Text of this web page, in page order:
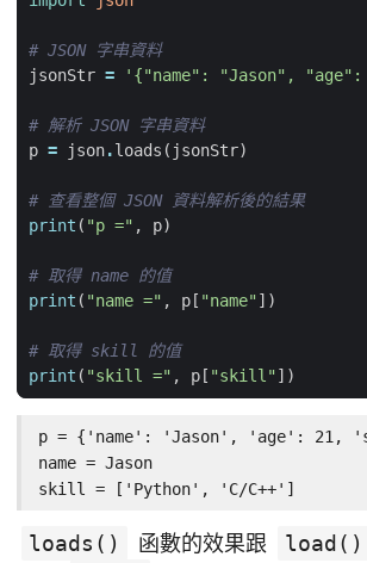
# JSON 字串資料
jsonStr = '{"name": "Jason",
# 解析 JSON 字串資料
p = json.loads ( jsonStr)
# 查看整個 JSON 資料解析後的結果
print ( "p =" , p)
# 取得 name 的值
print ( "name =" , p [ "name"])
# 取得 skill 的值
print ( "skill =" , p [ "skill"])
p = {'name': 'Jason', 'age': 21,
name = Jason
skill = ['Python', 'C/C++']
loads() 函數的效果跟 load()